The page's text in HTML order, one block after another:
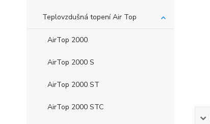
Teplovzdušná topení Air Top
AirTop 2000
AirTop 2000 S
AirTop 2000 ST
AirTop 2000 STC